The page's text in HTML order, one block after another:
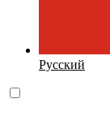
Русский